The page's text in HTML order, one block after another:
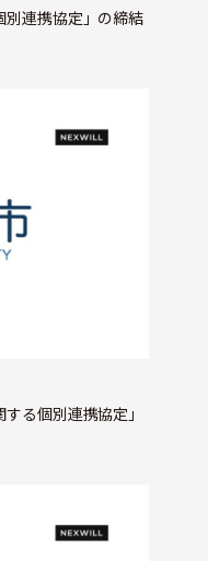
別連携協定」の締結
る個別連携協定」